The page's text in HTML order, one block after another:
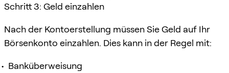
Schritt 3: Geld einzahlen
Nach der Kontoerstellung müssen Sie Geld auf Ihr
Börsenkonto einzahlen. Dies kann in der Regel mit:
Banküberweisung